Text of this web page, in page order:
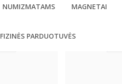
NUMIZMATAMS MAGNETAI
FIZINĖS PARDUOTUVĖS